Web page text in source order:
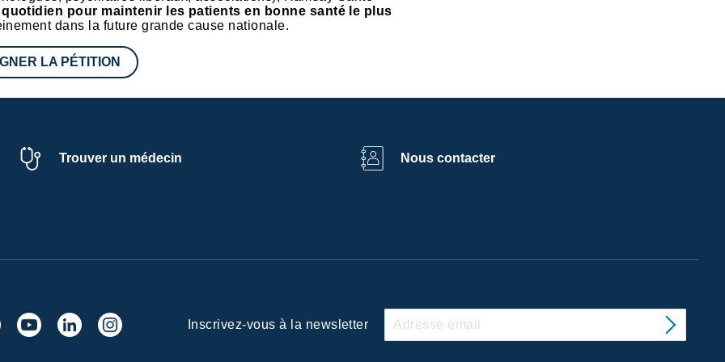
pour maintenir les patients en bonne santé le plus
dans la future grande cause nationale.
LA PÉTITION
Trouver un médecin Nous contacter
Inscrivez-vous à la newsletter